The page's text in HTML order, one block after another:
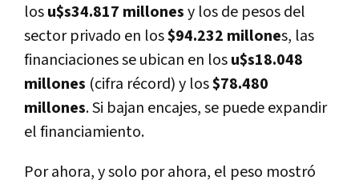
losu$s34.817 millonesy los de pesos del
sector privado en los$94.232 millones, las
financiaciones se ubican en losu$s18.048
millones (cifra récord) y los$78.480
millones. Si bajan encajes, se puede expandir
el financiamiento.
Por ahora, y solo por ahora, el peso mostró